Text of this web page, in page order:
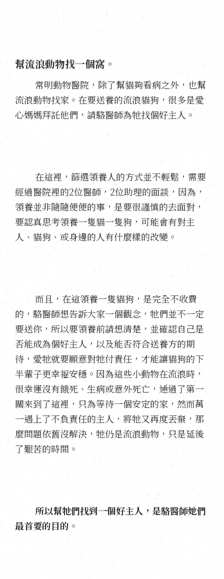
幫流浪動物找一個窩。
常明動物醫院，除了幫貓夠看病之外，也幫
流浪動物找家。在要送養的流浪貓狗，很多是愛
心媽媽拜託他們，請駱醫師為牠找個好主人。
在這裡，篩選領養人的方式並不輕鬆，需要
經過醫院裡的2位醫師，2位助理的面談，因為，
領養並非隨隨便便的事，是要很謹慎的去面對，
要認真思考領養一隻貓一隻狗，可能會有對主
人、貓狗、或身邊的人有什麼樣的改變。
而且，在這領養一隻貓狗，是完全不收費
的，駱醫師想告訴大家一個觀念，牠們並不一定
要送你，所以要領養前請想清楚，並確認自己是
否能成為個好主人，以及能否符合送養方的期
待，愛牠就要願意對牠付責任，才能讓貓狗的下
半輩子更幸福安穩。因為這些小動物在流浪時，
很幸運沒有餓死、生病或意外死亡，通過了第一
關來到了這裡，只為等待一個安定的家，然而萬
一遇上了不負責任的主人，將牠又再度丟棄，那
麼問題依舊沒解決，牠仍是流浪動物，只是延後
了艱苦的時間。
所以幫牠們找到一個好主人，是駱醫師她們
最首要的目的。